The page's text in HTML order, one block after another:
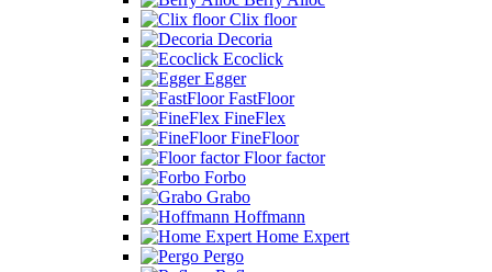
Clix floor
Decoria
Ecoclick
Egger
FastFloor
FineFlex
FineFloor
Floor factor
Forbo
Grabo
Hoffmann
Home Expert
Pergo